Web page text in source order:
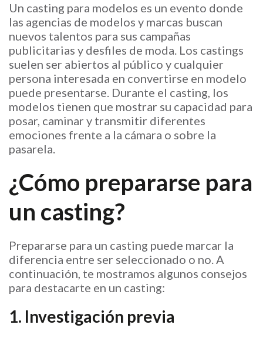
Un casting para modelos es un evento donde
las agencias de modelos y marcas buscan
nuevos talentos para sus campañas
publicitarias y desfiles de moda. Los castings
suelen ser abiertos al público y cualquier
persona interesada en convertirse en modelo
puede presentarse. Durante el casting, los
modelos tienen que mostrar su capacidad para
posar, caminar y transmitir diferentes
emociones frente a la cámara o sobre la
pasarela.
¿Cómo prepararse para
un casting?
Prepararse para un casting puede marcar la
diferencia entre ser seleccionado o no. A
continuación, te mostramos algunos consejos
para destacarte en un casting:
1. Investigación previa